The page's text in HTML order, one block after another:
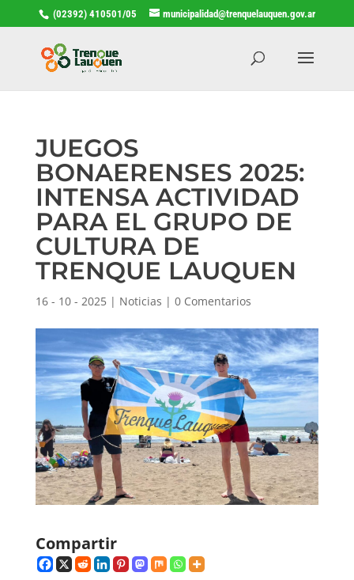
(02392) 410501/05 municipalidad@trenquelauquen.gov.ar
JUEGOS
BONAERENSES 2025:
INTENSA ACTIVIDAD
PARA EL GRUPO DE
CULTURA DE
TRENQUE LAUQUEN
16 - 10 - 2025| Noticias | 0 Comentarios
Compartir